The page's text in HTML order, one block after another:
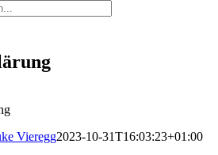
Vieregg2023-10-31T16:03:23+01:00